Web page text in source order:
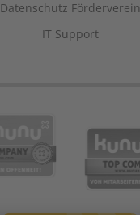
Datenschutz Förderverein
IT Support